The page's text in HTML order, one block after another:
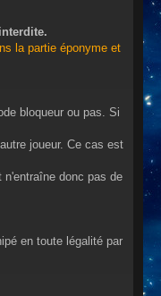
la partie éponyme et
bloqueur ou pas. Si
joueur. Ce cas est
n'entraîne donc pas de
en toute légalité par